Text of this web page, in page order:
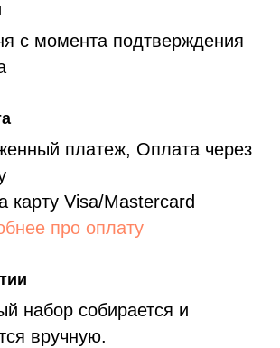
с момента подтверждения
платеж, Оплата через
карту Visa/Mastercard
про оплату
набор собирается и
вручную.